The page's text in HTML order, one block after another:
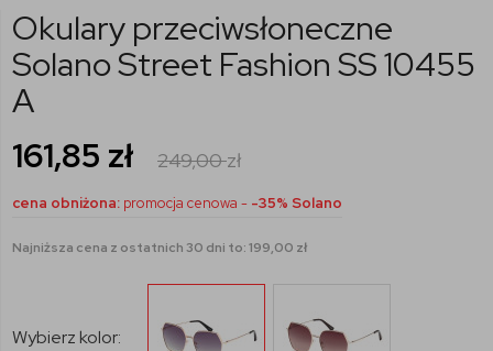
Okulary przeciwsłoneczne
Solano Street Fashion SS 10455
A
161,85 zł 249,00zł
cena obniżona: promocja cenowa - -35% Solano
Najniższa cena z ostatnich 30 dni to: 199,00 zł
Wybierz kolor: